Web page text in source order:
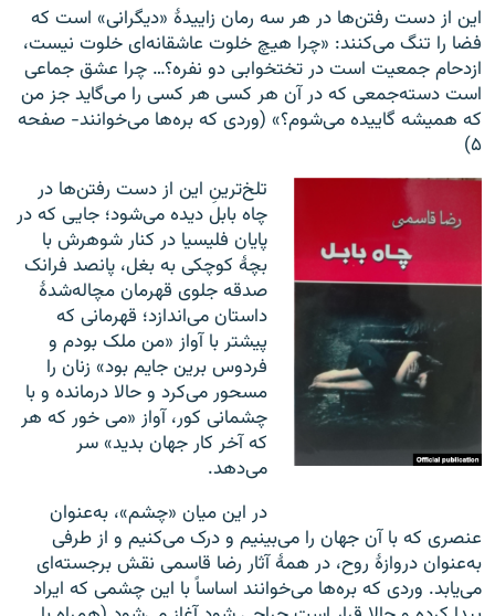
این از دست رفتن‌ها در هر سه رمان زاییدهٔ «دیگرانی» است که
فضا را تنگ می‌کنند: «چرا هیچ خلوت عاشقانه‌‌ای خلوت نیست،
ازدحام جمعیت است در تختخوابی دو نفره؟… چرا عشق جماعی
است دسته‌جمعی که در آن هر کسی هر کسی را می‌گاید جز من
که همیشه گاییده می‌شوم؟» (وردی که بره‌ها می‌خوانند- صفحه
۵)
تلخ‌ترینِ این از دست رفتن‌ها در
چاه بابل دیده می‌شود؛ جایی که در
پایان فلیسیا در کنار شوهرش با
بچهٔ کوچکی به بغل، پانصد فرانک
صدقه جلوی قهرمان مچاله‌شدهٔ
داستان می‌اندازد؛ قهرمانی که
پیشتر با آواز «من ملک بودم و
فردوس برین جایم بود» زنان را
مسحور می‌کرد و حالا درمانده و با
چشمانی کور، آواز «می ‌خور که هر
که آخر کار جهان بدید» سر
می‌دهد.
در این میان «چشم»، به‌عنوان
عنصری که با آن جهان را می‌بینیم و درک می‌کنیم و از طرفی
به‌عنوان دروازهٔ روح، در همهٔ آثار رضا قاسمی نقش برجسته‌‌ای
می‌یابد. وردی که بره‌ها می‌خوانند اساساً با این چشمی که ایراد